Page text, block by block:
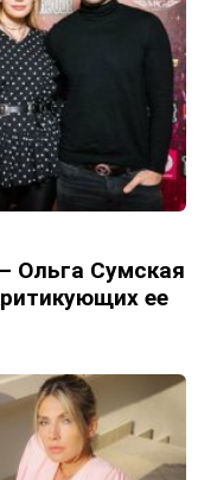
Ольга Сумская
ее